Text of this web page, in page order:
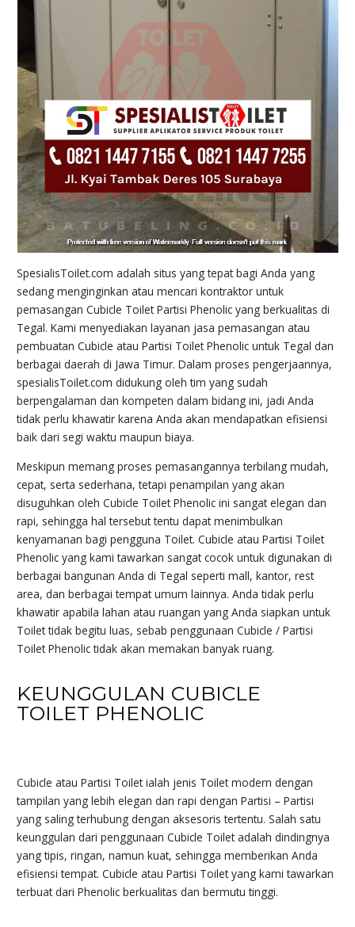
SpesialisToilet.com adalah situs yang tepat bagi Anda yang
sedang menginginkan atau mencari kontraktor untuk
pemasangan Cubicle Toilet Partisi Phenolic yang berkualitas di
Tegal. Kami menyediakan layanan jasa pemasangan atau
pembuatan Cubicle atau Partisi Toilet Phenolic untuk Tegal dan
berbagai daerah di Jawa Timur. Dalam proses pengerjaannya,
spesialisToilet.com didukung oleh tim yang sudah
berpengalaman dan kompeten dalam bidang ini, jadi Anda
tidak perlu khawatir karena Anda akan mendapatkan efisiensi
baik dari segi waktu maupun biaya.
Meskipun memang proses pemasangannya terbilang mudah,
cepat, serta sederhana, tetapi penampilan yang akan
disuguhkan oleh Cubicle Toilet Phenolic ini sangat elegan dan
rapi, sehingga hal tersebut tentu dapat menimbulkan
kenyamanan bagi pengguna Toilet. Cubicle atau Partisi Toilet
Phenolic yang kami tawarkan sangat cocok untuk digunakan di
berbagai bangunan Anda di Tegal seperti mall, kantor, rest
area, dan berbagai tempat umum lainnya. Anda tidak perlu
khawatir apabila lahan atau ruangan yang Anda siapkan untuk
Toilet tidak begitu luas, sebab penggunaan Cubicle / Partisi
Toilet Phenolic tidak akan memakan banyak ruang.
KEUNGGULAN CUBICLE
TOILET PHENOLIC
Cubicle atau Partisi Toilet ialah jenis Toilet modern dengan
tampilan yang lebih elegan dan rapi dengan Partisi – Partisi
yang saling terhubung dengan aksesoris tertentu. Salah satu
keunggulan dari penggunaan Cubicle Toilet adalah dindingnya
yang tipis, ringan, namun kuat, sehingga memberikan Anda
efisiensi tempat. Cubicle atau Partisi Toilet yang kami tawarkan
terbuat dari Phenolic berkualitas dan bermutu tinggi.